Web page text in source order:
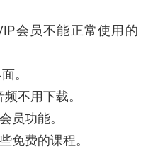
会员不能正常使用的
。
不用下载。
员功能。
免费的课程。